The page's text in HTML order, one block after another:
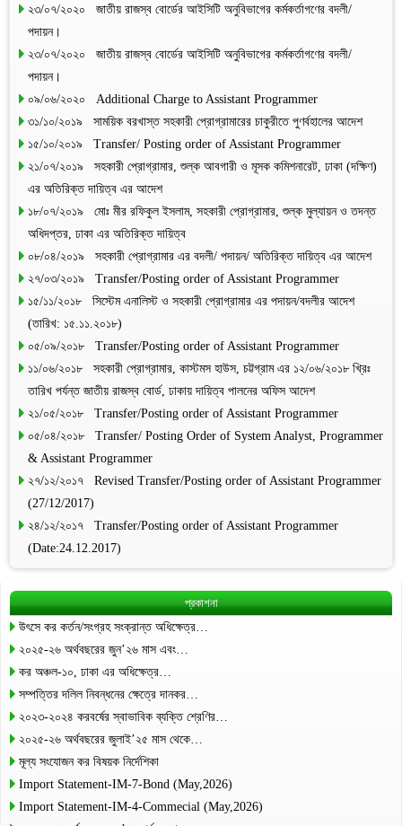
২৩/০৭/২০২০ জাতীয় রাজস্ব বোর্ডের আইসিটি অনুবিভাগের কর্মকর্তাগণের বদলী/
পদায়ন।
২৩/০৭/২০২০ জাতীয় রাজস্ব বোর্ডের আইসিটি অনুবিভাগের কর্মকর্তাগণের বদলী/
পদায়ন।
০৯/০৬/২০২০ Additional Charge to Assistant Programmer
৩১/১০/২০১৯ সাময়িক বরখাস্ত সহকারী প্রোগ্রামারের চাকুরীতে পুণর্বহালের আদেশ
১৫/১০/২০১৯ Transfer/ Posting order of Assistant Programmer
২১/০৭/২০১৯ সহকারী প্রোগ্রামার, শুল্ক আবগারী ও মূসক কমিশনারেট, ঢাকা (দক্ষিণ)
এর অতিরিক্ত দায়িত্ব এর আদেশ
১৮/০৭/২০১৯ মোঃ মীর রফিকুল ইসলাম, সহকারী প্রোগ্রামার, শুল্ক মুল্যায়ন ও তদন্ত
অধিদপ্তর, ঢাকা এর অতিরিক্ত দায়িত্ব
০৮/০৪/২০১৯ সহকারী প্রোগ্রামার এর বদলী/ পদায়ন/ অতিরিক্ত দায়িত্ব এর আদেশ
২৭/০৩/২০১৯ Transfer/Posting order of Assistant Programmer
১৫/১১/২০১৮ সিস্টেম এনালিস্ট ও সহকারী প্রোগ্রামার এর পদায়ন/বদলীর আদেশ
(তারিখ: ১৫.১১.২০১৮)
০৫/০৯/২০১৮ Transfer/Posting order of Assistant Programmer
১১/০৬/২০১৮ সহকারী প্রোগ্রামার, কাস্টমস হাউস, চট্টগ্রাম এর ১২/০৬/২০১৮ খ্রিঃ
তারিখ পর্যন্ত জাতীয় রাজস্ব বোর্ড, ঢাকায় দায়িত্ব পালনের অফিস আদেশ
২১/০৫/২০১৮ Transfer/Posting order of Assistant Programmer
০৫/০৪/২০১৮ Transfer/ Posting Order of System Analyst, Programmer
& Assistant Programmer
২৭/১২/২০১৭ Revised Transfer/Posting order of Assistant Programmer
(27/12/2017)
২৪/১২/২০১৭ Transfer/Posting order of Assistant Programmer
(Date:24.12.2017)
প্রকাশনা
উৎসে কর কর্তন/সংগ্রহ সংক্রান্ত অধিক্ষেত্র…
২০২৫-২৬ অর্থবছরের জুন’২৬ মাস এবং…
কর অঞ্চল-১০, ঢাকা এর অধিক্ষেত্র…
সম্পত্তির দলিল নিবন্ধনের ক্ষেত্রে দানকর…
২০২৩-২০২৪ করবর্ষের স্বাভাবিক ব্যক্তি শ্রেণির…
২০২৫-২৬ অর্থবছরের জুলাই’২৫ মাস থেকে…
মূল্য সংযোজন কর বিষয়ক নির্দেশিকা
Import Statement-IM-7-Bond (May,2026)
Import Statement-IM-4-Commecial (May,2026)